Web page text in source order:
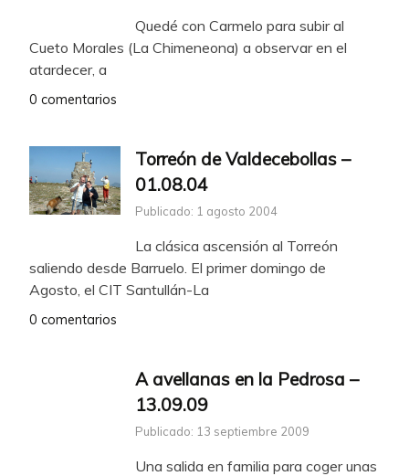
Quedé con Carmelo para subir al
Cueto Morales (La Chimeneona) a observar en el
atardecer, a
0 comentarios
Torreón de Valdecebollas –
01.08.04
Publicado: 1 agosto 2004
La clásica ascensión al Torreón
saliendo desde Barruelo. El primer domingo de
Agosto, el CIT Santullán-La
0 comentarios
A avellanas en la Pedrosa –
13.09.09
Publicado: 13 septiembre 2009
Una salida en familia para coger unas